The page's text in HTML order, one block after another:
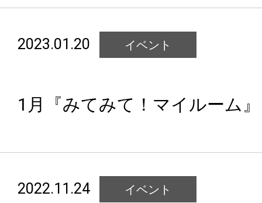
2023.01.20 イベント
1月『みてみて！マイルーム
2022.11.24 イベント